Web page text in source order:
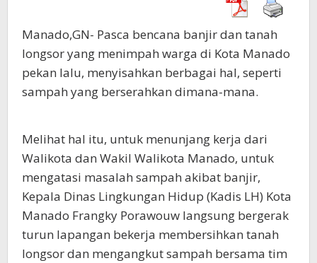
Manado,GN- Pasca bencana banjir dan tanah
longsor yang menimpah warga di Kota Manado
pekan lalu, menyisahkan berbagai hal, seperti
sampah yang berserahkan dimana-mana.
Melihat hal itu, untuk menunjang kerja dari
Walikota dan Wakil Walikota Manado, untuk
mengatasi masalah sampah akibat banjir,
Kepala Dinas Lingkungan Hidup (Kadis LH) Kota
Manado Frangky Porawouw langsung bergerak
turun lapangan bekerja membersihkan tanah
longsor dan mengangkut sampah bersama tim